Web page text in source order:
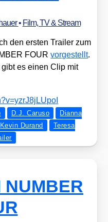
• Film, TV & Stream
den ers­ten Trai­ler zum
FOURvor­ge­stellt.
es einen Clip mit
D.J. Caruso
Dianna
Kevin Durand
Teresa